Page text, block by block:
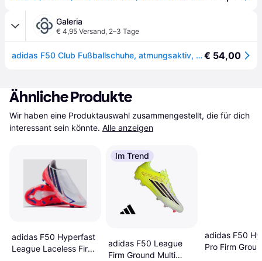
Galeria
€ 4,95 Versand, 2–3 Tage
adidas F50 Club Fußballschuhe, atmungsaktiv, perforiert, lila, 47 1/3€ 54,00
Ähnliche Produkte
Wir haben eine Produktauswahl zusammengestellt, die für dich
interessant sein könnte. Alle anzeigen
adidas F50 Hyperfast
League Laceless Firm
Im Trend
adidas F50 League
Firm Ground Multi
adidas F50
Pro Firm